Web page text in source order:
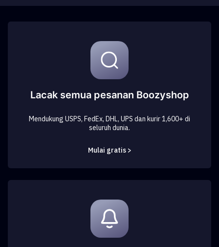
Lacak semua pesanan Boozyshop
Mendukung USPS, FedEx, DHL, UPS dan kurir 1,600+ di
seluruh dunia.
Mulai gratis >